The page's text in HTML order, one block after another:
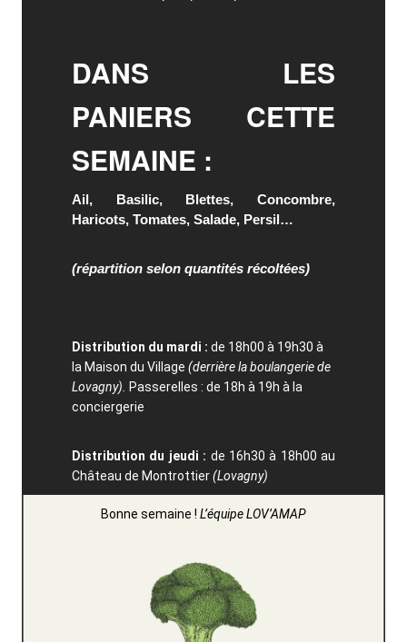
DANS LES
PANIERS CETTE
SEMAINE :
Ail, Basilic, Blettes, Concombre,
Haricots, Tomates, Salade, Persil…
(répartition selon quantités récoltées)
Distribution du mardi : de 18h00 à 19h30 à
la Maison du Village (derrière la boulangerie de
Lovagny). Passerelles : de 18h à 19h à la
conciergerie
Distribution du jeudi : de 16h30 à 18h00 au
Château de Montrottier(Lovagny)
Bonne semaine ! L’équipe LOV’AMAP